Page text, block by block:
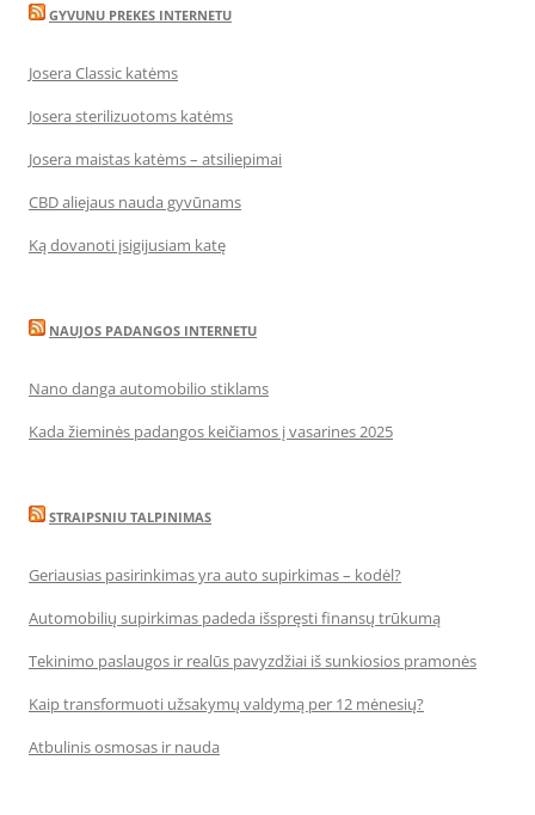
GYVUNU PREKES INTERNETU
Josera Classic katėms
Josera sterilizuotoms katėms
Josera maistas katėms – atsiliepimai
CBD aliejaus nauda gyvūnams
Ką dovanoti įsigijusiam katę
NAUJOS PADANGOS INTERNETU
Nano danga automobilio stiklams
Kada žieminės padangos keičiamos į vasarines 2025
STRAIPSNIU TALPINIMAS
Geriausias pasirinkimas yra auto supirkimas – kodėl?
Automobilių supirkimas padeda išspręsti finansų trūkumą
Tekinimo paslaugos ir realūs pavyzdžiai iš sunkiosios pramonės
Kaip transformuoti užsakymų valdymą per 12 mėnesių?
Atbulinis osmosas ir nauda